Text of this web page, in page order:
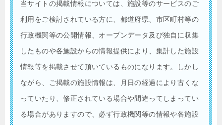
当サイトの掲載情報については、施設等のサービスのご
利用をご検討されている方に、都道府県、市区町村等の
行政機関等の公開情報、オープンデータ及び独自に収集
したものや各施設からの情報提供により、集計した施設
情報等を掲載させて頂いているものになります。しかし
ながら、ご掲載の施設情報は、月日の経過により古くな
っていたり、修正されている場合や間違ってしまってい
る場合がありますので、必ず行政機関等の情報や各施設